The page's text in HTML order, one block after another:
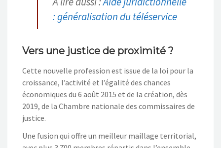
: généralisation du téléservice
Vers une justice de proximité ?
Cette nouvelle profession est issue de la loi pour la
croissance, l’activité et l’égalité des chances
économiques du 6 août 2015 et de la création, dès
2019, de la Chambre nationale des commissaires de
justice.
Une fusion qui offre un meilleur maillage territorial,